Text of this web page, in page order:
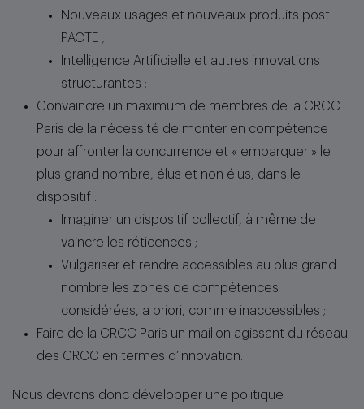
Nouveaux usages et nouveaux produits post
PACTE ;
Intelligence Artificielle et autres innovations
structurantes ;
Convaincre un maximum de membres de la CRCC
Paris de la nécessité de monter en compétence
pour affronter la concurrence et « embarquer » le
plus grand nombre, élus et non élus, dans le
dispositif :
Imaginer un dispositif collectif, à même de
vaincre les réticences ;
Vulgariser et rendre accessibles au plus grand
nombre les zones de compétences
considérées, a priori, comme inaccessibles ;
Faire de la CRCC Paris un maillon agissant du réseau
des CRCC en termes d’innovation.
Nous devrons donc développer une politique